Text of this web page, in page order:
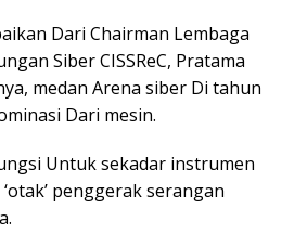
Dari Chairman Lembaga
Siber CISSReC, Pratama
medan Arena siber Di tahun
Dari mesin.
Untuk sekadar instrumen
penggerak serangan